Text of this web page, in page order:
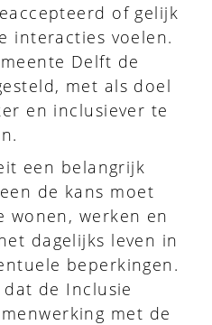
of gelijk
interacties voelen.
Delft de
met als doel
en inclusiever te
een belangrijk
de kans moet
wonen, werken en
dagelijks leven in
beperkingen.
de Inclusie
met de